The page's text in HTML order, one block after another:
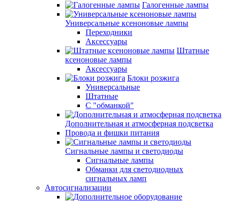
Галогенные лампы
Универсальные ксеноновые лампы
Переходники
Аксессуары
Штатные
ксеноновые лампы
Аксессуары
Блоки розжига
Универсальные
Штатные
С "обманкой"
Дополнительная и атмосферная подсветка
Провода и фишки питания
Cигнальные лампы и светодиоды
Сигнальные лампы
Обманки для светодиодных
сигнальных ламп
Автосигнализации